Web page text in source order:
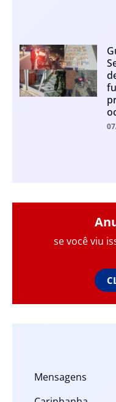
se você viu
Mensagens